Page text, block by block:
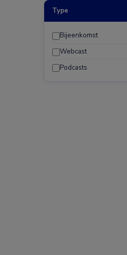
Type
Bijeenkomst
Webcast
Podcasts